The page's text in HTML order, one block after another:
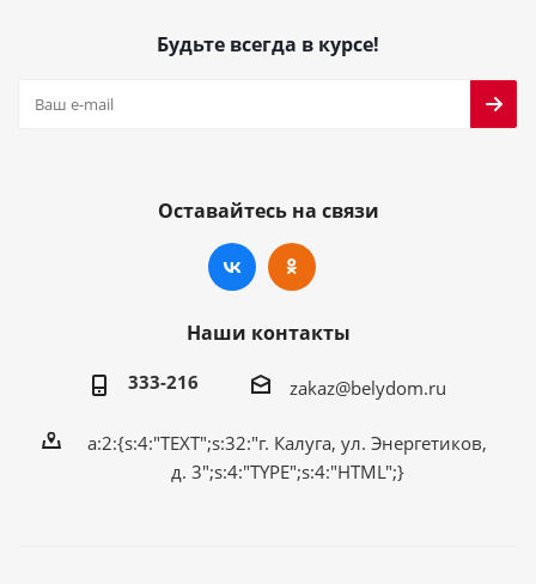
Будьте всегда в курсе!
Оставайтесь на связи
Наши контакты
333-216 zakaz@belydom.ru
a:2:{s:4:"TEXT";s:32:"г. Калуга, ул. Энергетиков,
д. 3";s:4:"TYPE";s:4:"HTML";}